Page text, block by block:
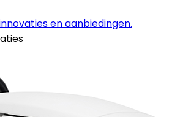
en aanbiedingen.